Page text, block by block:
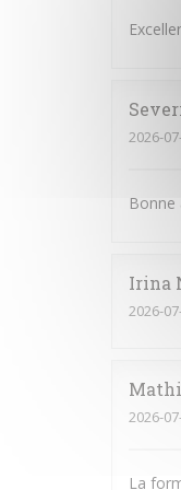
2026-
Bonne
Irina
2026-
2026-
La